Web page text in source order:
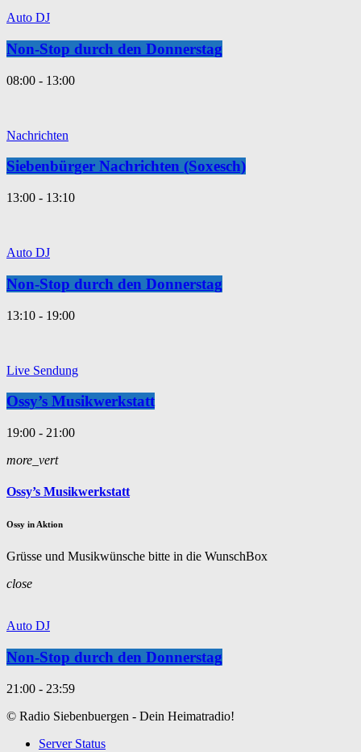
Auto DJ
Non-Stop durch den Donnerstag
08:00 - 13:00
Nachrichten
Siebenbürger Nachrichten (Soxesch)
13:00 - 13:10
Auto DJ
Non-Stop durch den Donnerstag
13:10 - 19:00
Live Sendung
Ossy’s Musikwerkstatt
19:00 - 21:00
more_vert
Ossy’s Musikwerkstatt
Ossy in Aktion
Grüsse und Musikwünsche bitte in die WunschBox
close
Auto DJ
Non-Stop durch den Donnerstag
21:00 - 23:59
© Radio Siebenbuergen - Dein Heimatradio!
Server Status